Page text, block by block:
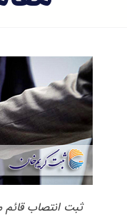
ثبت انتصاب قائم